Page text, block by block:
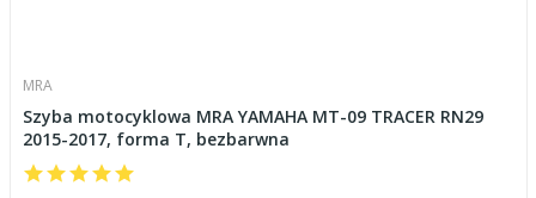
MRA
Szyba motocyklowa MRA YAMAHA MT-09 TRACER RN29
2015-2017, forma T, bezbarwna